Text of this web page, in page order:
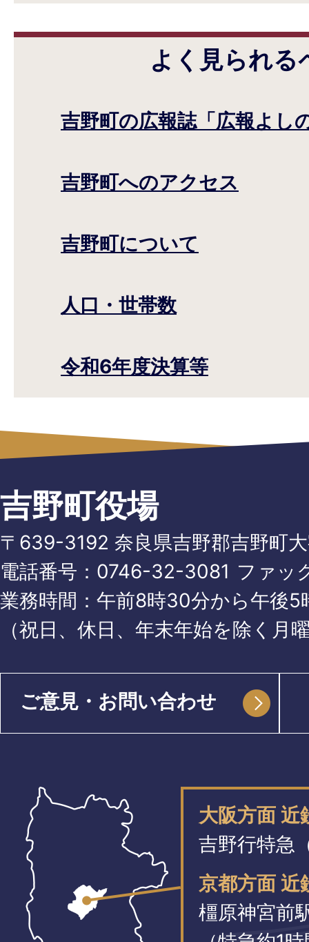
よく見られる
吉野町の広報誌「広報よし
吉野町へのアクセス
吉野町について
人口・世帯数
令和6年度決算等
吉野町役場
〒639-3192 奈良県吉野郡吉野町
電話番号： 0746-32-3081 ファッ
業務時間：午前8時30分から午後5
（祝日、休日、年末年始を除く月
ご意見・お問い合わせ
大阪方面
吉野行特急
京都方面 近
橿原神宮前